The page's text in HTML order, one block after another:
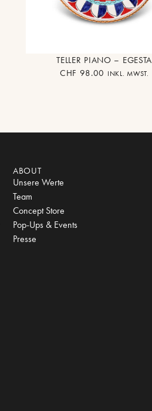
TELLER PIANO – EGESTA
CHF 98.00 INKL. MWST.
ABOUT
Unsere Werte
Team
Concept Store
Pop-Ups & Events
Presse